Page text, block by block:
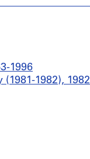
1996
1982), 1982